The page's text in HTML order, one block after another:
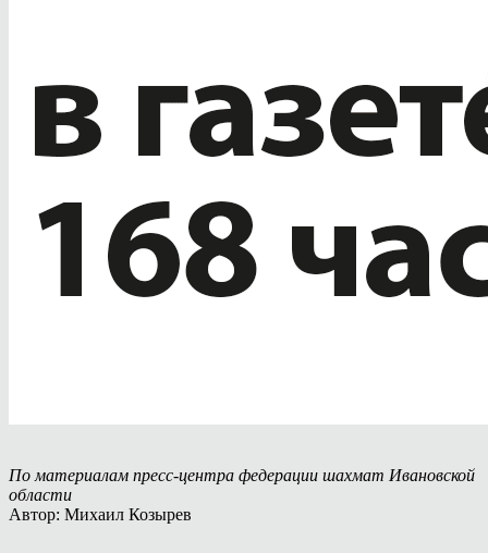
По материалам пресс-центра федерации шахмат Ивановской
области
Автор: Михаил Козырев